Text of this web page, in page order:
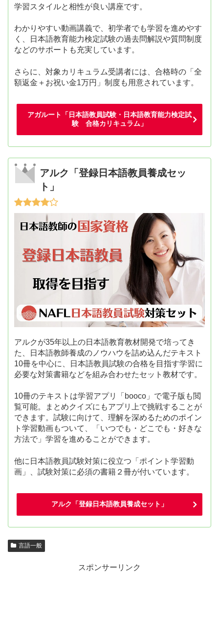
学習スタイルと相性が良い講座です。
わかりやすい動画講義で、初学者でも学習を進めやす
く、日本語教育能力検定試験の過去問解説や質問制度
などのサポートも充実しています。
さらに、対象カリキュラム受講者には、合格時の「全
額返金＋お祝い金1万円」制度も用意されています。
アガルート「日本語教員試験・日本語教育能力検定試
験 合格カリキュラム」
アルク「登録日本語教員養成セッ
ト」
アルクが35年以上の日本語教育教材開発で培ってき
た、日本語教師養成のノウハウを詰め込んだテキスト
10冊を中心に、日本語教員試験の合格を目指す学習に
必要な対策書籍などを組み合わせたセット教材です。
10冊のテキストは学習アプリ「booco」で電子版も閲
覧可能。まとめクイズにもアプリ上で挑戦することが
できます。試験に向けて、理解を深めるためのポイン
ト学習動画もついて、「いつでも・どこでも・好きな
方法で」学習を進めることができます。
他に日本語教員試験対策に役立つ「ポイント学習動
画」、試験対策に必須の書籍２冊が付いています。
アルク「登録日本語教員養成セット」
言語一般
スポンサーリンク